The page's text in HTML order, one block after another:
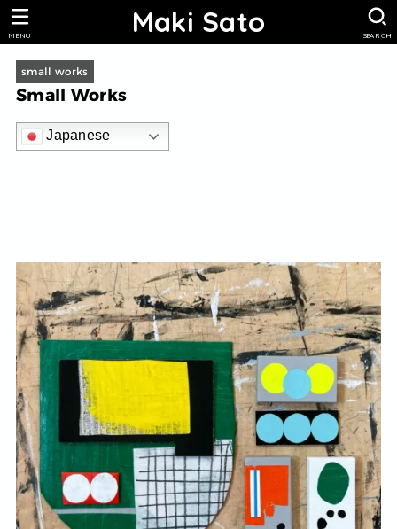
Maki Sato SEARCH
MENU
small works
Small Works
Japanese